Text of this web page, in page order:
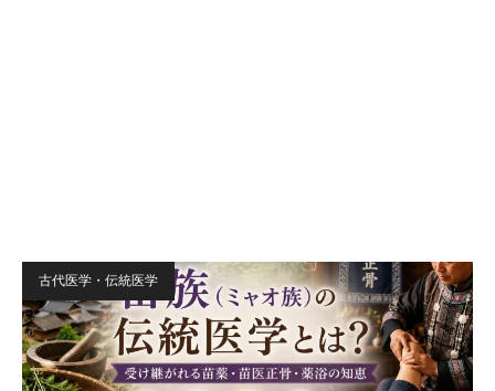
古代医学・伝統医学